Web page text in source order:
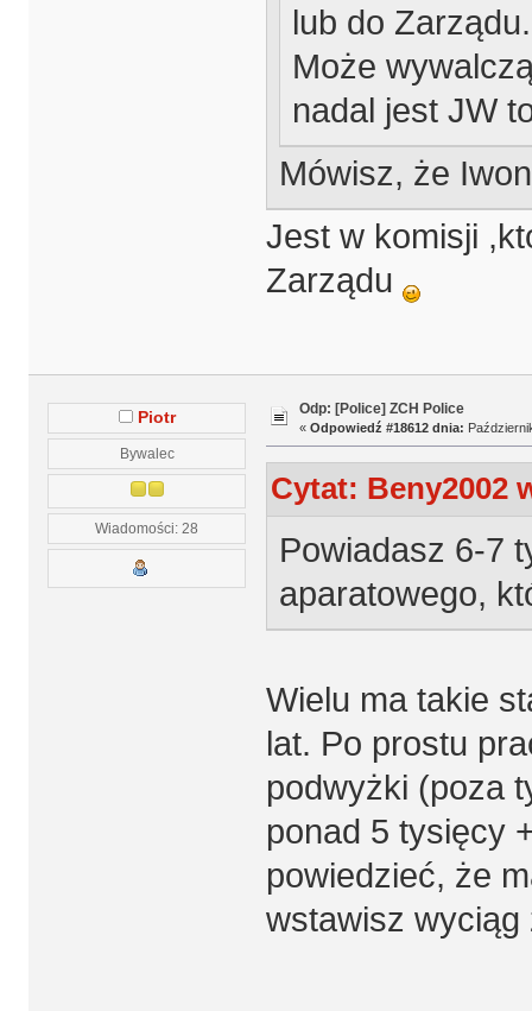
lub do Zarządu.
Może
nadal jest JW
Mówisz, że
Jest w komisji
Zarządu
Piotr
Bywalec
Wiadomości: 28
Odp: [Police] ZCH Police
« Odpowiedź #18612 dnia:
Cytat: Beny2002
Powiadasz 6-7
aparatowego,
Wielu ma takie
lat. Po prostu
podwyżki (poza
ponad 5 tysięcy
powiedzieć, że
wstawisz wyciąg